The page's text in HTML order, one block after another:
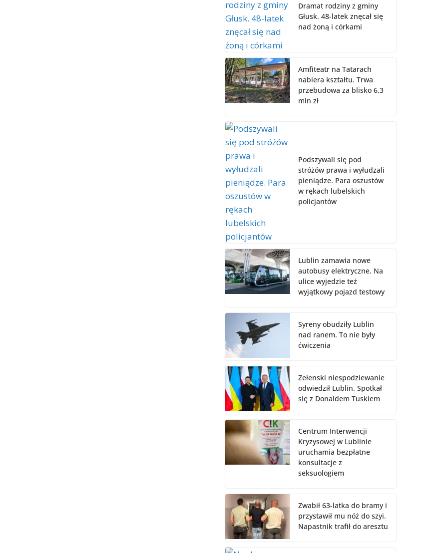
Dramat rodziny z gminy
Głusk. 48-latek znęcał się
nad żoną i córkami
Amfiteatr na Tatarach
nabiera kształtu. Trwa
przebudowa za blisko 6,3
mln zł
Podszywali się pod
stróżów prawa i wyłudzali
pieniądze. Para oszustów
w rękach lubelskich
policjantów
Lublin zamawia nowe
autobusy elektryczne. Na
ulice wyjedzie też
wyjątkowy pojazd testowy
Syreny obudziły Lublin
nad ranem. To nie były
ćwiczenia
Zełenski niespodziewanie
odwiedził Lublin. Spotkał
się z Donaldem Tuskiem
Centrum Interwencji
Kryzysowej w Lublinie
uruchamia bezpłatne
konsultacje z
seksuologiem
Zwabił 63-latka do bramy i
przystawił mu nóż do szyi.
Napastnik trafił do aresztu